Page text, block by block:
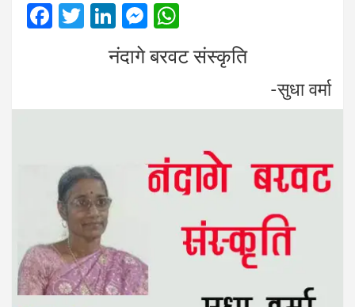
F
o
k
T
Li
n
ke
n
M
se
g
at
A
p
नंदागे बरवट संस्कृति
-सुधा वर्मा